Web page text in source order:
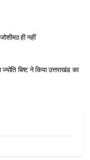
ही नहीं
बिष्ट ने किया उत्तराखंड का